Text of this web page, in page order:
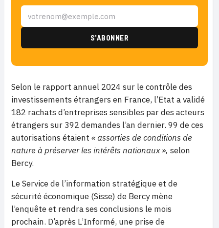
Selon le rapport annuel 2024 sur le contrôle des
investissements étrangers en France, l’Etat a validé
182 rachats d’entreprises sensibles par des acteurs
étrangers sur 392 demandes l’an dernier. 99 de ces
autorisations étaient « assorties de conditions de
nature à préserver les intérêts nationaux », selon
Bercy.
Le Service de l’information stratégique et de
sécurité économique (Sisse) de Bercy mène
l’enquête et rendra ses conclusions le mois
prochain. D’après L’Informé, une prise de